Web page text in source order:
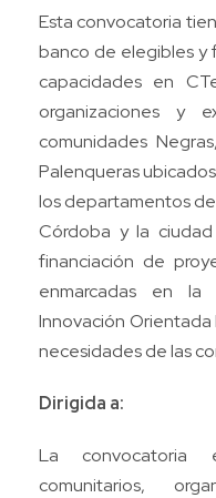
Esta convocatoria
banco de elegibles y
capacidades en
organizaciones y
comunidades
Palenqueras
los departamentos
Córdoba y la
financiación de
enmarcadas en la
Innovación Orientada
necesidades de las
Dirigida a:
La convocatoria
comunitarios,